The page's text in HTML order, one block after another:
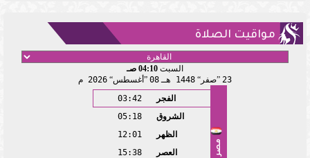
مواقيت الصلاة
السبت 04:10 صـ
23 صفر 1448 هـ 08 أغسطس 2026 م
مصر
الفجر
03:42
الشروق
05:18
الظهر
12:01
العصر
15:38